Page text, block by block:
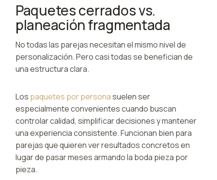
Paquetes cerrados vs.
planeación fragmentada
No todas las parejas necesitan el mismo nivel de
personalización. Pero casi todas se benefician de
una estructura clara.
Los paquetes por personasuelen ser
especialmente convenientes cuando buscan
controlar calidad, simplificar decisiones y mantener
una experiencia consistente. Funcionan bien para
parejas que quieren ver resultados concretos en
lugar de pasar meses armando la boda pieza por
pieza.